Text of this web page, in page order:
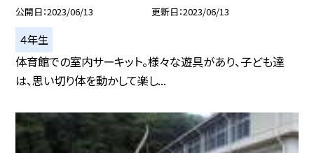
公開日 2023/06/13 更新日 2023/06/13
４年生
体育館での室内サーキット。様々な遊具があり、子ども達
は、思い切り体を動かして楽し...